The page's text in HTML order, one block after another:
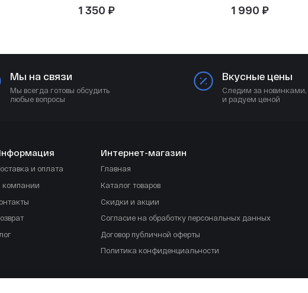
1 350 ₽ 1 990 ₽
Мы на связи
Мы всегда готовы обсудить
любые вопросы
Вкусные цены
Следим за новинками,
и радуем ценой
и оплата
компании
Интернет-магазин
Главная
Каталог товаров
Скидки и акции
Согласие на обработку персональных данных
Договор публичной оферты
Политика конфиденциальности